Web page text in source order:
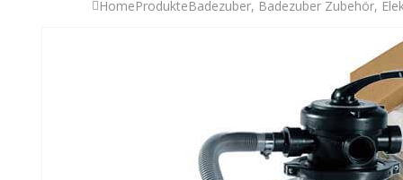
HomeProdukteBadezuber, Badezuber Zubehör,